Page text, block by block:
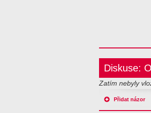
Diskuse:
Zatím nebyly
Přidat názor